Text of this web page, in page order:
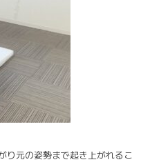
り元の姿勢まで起き上がれるこ